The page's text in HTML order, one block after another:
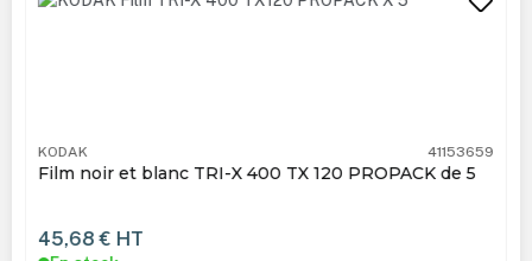
KODAK 41153659
Film noir et blanc TRI-X 400 TX 120 PROPACK de 5
45,68 € HT